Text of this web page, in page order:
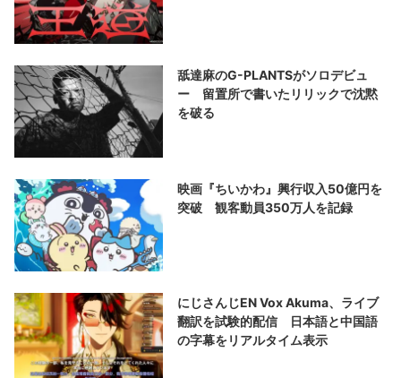
舐達麻のG-PLANTSがソロデビュ
ー 留置所で書いたリリックで沈黙
を破る
映画『ちいかわ』興行収入50億円を
突破 観客動員350万人を記録
にじさんじEN Vox Akuma、ライブ
翻訳を試験的配信 日本語と中国語
の字幕をリアルタイム表示